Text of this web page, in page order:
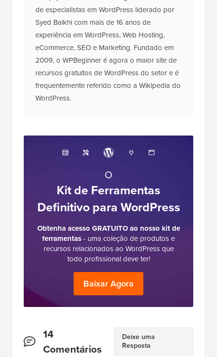
de especialistas em WordPress liderado por
Syed Balkhi com mais de 16 anos de
experiência em WordPress, Web Hosting,
eCommerce, SEO e Marketing. Fundado em
2009, o WPBeginner é agora o maior site de
recursos gratuitos de WordPress do setor e é
frequentemente referido como a Wikipedia do
WordPress.
O
Kit de Ferramentas
Definitivo para WordPress
Obtenha acesso GRATUITO ao nosso kit de
ferramentas- uma coleção de produtos e
recursos relacionados ao WordPress que
todo profissional deve ter!
Baixar Agora
Interações
do
14
Comentários
Deixe uma
Resposta